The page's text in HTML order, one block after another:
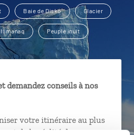
Baie de Disko Glacier
Ilimanaq Peuple inuit
demandez conseils à nos
votre itinéraire au plus
et de la réalité du pays.